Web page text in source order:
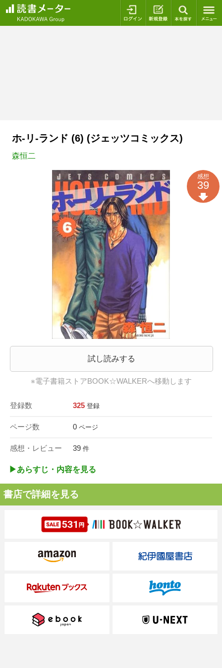
ログイン 新規登録
ホ-リ-ランド (6) (ジェッツコミックス)
森恒二
試し読みする
※電子書籍ストアBOOK☆WALKERへ移動します
登録数 325 登録
ページ数 0 ページ
感想・レビュー 39 件
感想
39
▶︎あらすじ・内容を見る
書店で詳細を見る